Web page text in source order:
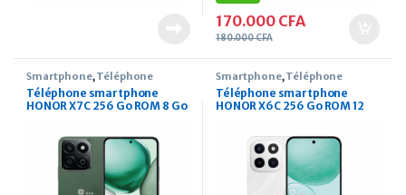
170.000 CFA
180.000CFA
Smartphone,Téléphone
Téléphone smartphone
HONOR X7C 256 Go ROM 8 Go
Smartphone,Téléphone
Téléphone smartphone
HONOR X6C 256 Go ROM 12